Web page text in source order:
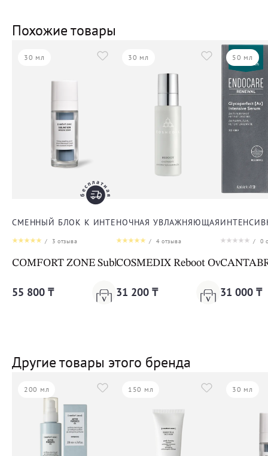
Похожие товары
30 мл
СМЕННЫЙ БЛОК К ИНТЕНСИВНОЙ ЛИФТИНГ-СЫВОРОТКЕ
/ 3 отзыва
COMFORT ZONE Sublime Skin Intensive Serum Refill
55 800 ₸
30 мл
НОЧНАЯ УВЛАЖНЯЮЩАЯ
/ 4отзыва
COSMEDIX Reboot Overnight
31 200 ₸
50 мл
/ 0
31 000 ₸
Другие товары этого бренда
200 мл 150 мл 30 мл